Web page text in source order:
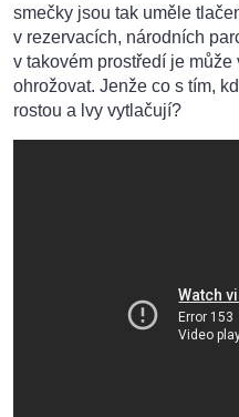
smečky jsou tak uměle
v rezervacích, národních
v takovém prostředí je
ohrožovat. Jenže co s tím,
rostou a lvy vytlačují?